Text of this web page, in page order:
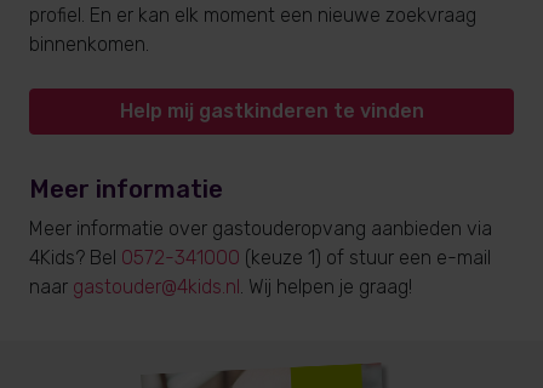
profiel. En er kan elk moment een nieuwe zoekvraag
binnenkomen.
Help mij gastkinderen te vinden
Meer informatie
Meer informatie over gastouderopvang aanbieden via
4Kids? Bel 0572-341000 (keuze 1) of stuur een e-mail
naar gastouder@4kids.nl. Wij helpen je graag!